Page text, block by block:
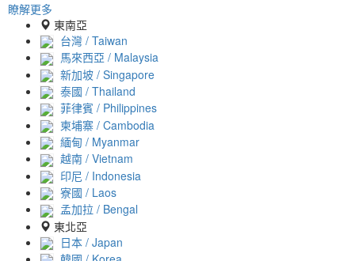
瞭解更多
東南亞
台灣 / Taiwan
馬來西亞 / Malaysia
新加坡 / Singapore
泰國 / Thailand
菲律賓 / Philippines
柬埔寨 / Cambodia
緬甸 / Myanmar
越南 / Vietnam
印尼 / Indonesia
寮國 / Laos
孟加拉 / Bengal
東北亞
日本 / Japan